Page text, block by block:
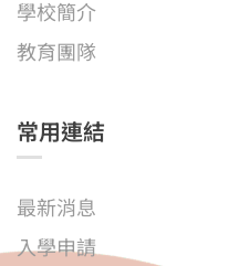
學校簡介
教育團隊
常用連結
最新消息
入學申請